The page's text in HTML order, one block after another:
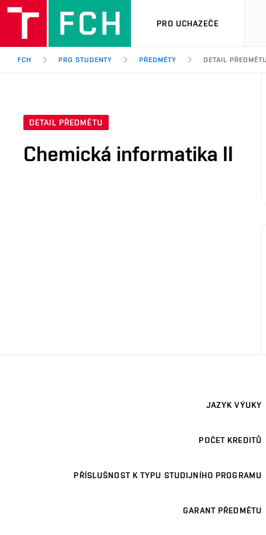
PRO UCHAZEČE
FCH PRO STUDENTY PŘEDMĚTY DETAIL PŘEDMĚTU
DETAIL PŘEDMĚTU
Chemická informatika II
JAZYK VÝUKY
POČET KREDITŮ
PŘÍSLUŠNOST K TYPU STUDIJNÍHO PROGRAMU
GARANT PŘEDMĚTU